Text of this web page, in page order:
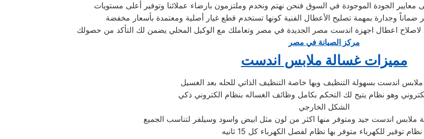
الجودة الموجودة في السوق فنحن نهتم ونخدم وملتزمون بارضاء عملائنا وتوفير أعلى مستويات
ضماناً وجدارة بمهمة تصليح الأعطال الفنية كونها تستخدم قطع غيار أصلية ومعتمدة بأسعار مخفضة
لاصلاح اعطال اجهزة اندست مصر الجديدة في مصر وتعاملك مع الوكيل المحلي يضمن لك التأكد من حصولك
مركز الصيانة في مصر
مميزات غسالة ملابس اندست
الشكل الخارجي